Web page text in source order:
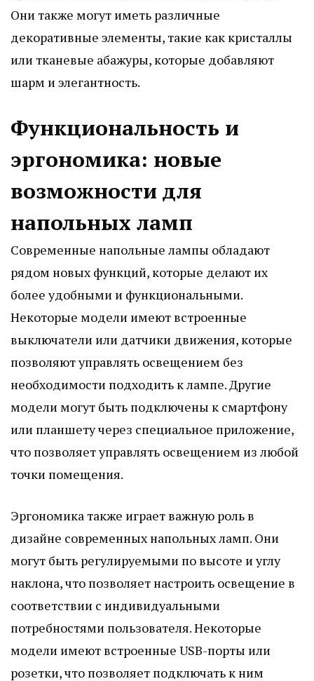
Они также могут иметь различные
декоративные элементы, такие как кристаллы
или тканевые абажуры, которые добавляют
шарм и элегантность.
Функциональность и
эргономика: новые
возможности для
напольных ламп
Современные напольные лампы обладают
рядом новых функций, которые делают их
более удобными и функциональными.
Некоторые модели имеют встроенные
выключатели или датчики движения, которые
позволяют управлять освещением без
необходимости подходить к лампе. Другие
модели могут быть подключены к смартфону
или планшету через специальное приложение,
что позволяет управлять освещением из любой
точки помещения.
Эргономика также играет важную роль в
дизайне современных напольных ламп. Они
могут быть регулируемыми по высоте и углу
наклона, что позволяет настроить освещение в
соответствии с индивидуальными
потребностями пользователя. Некоторые
модели имеют встроенные USB-порты или
розетки, что позволяет подключать к ним